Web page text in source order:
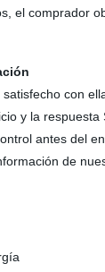
el comprador
con
y la
antes del
de